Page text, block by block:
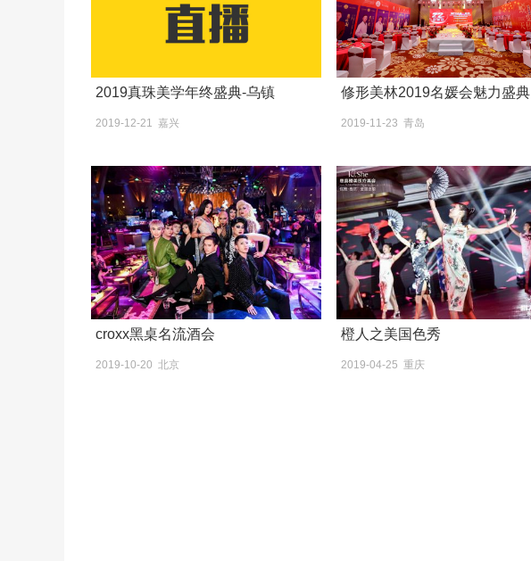
2019真珠美学年终盛典-乌镇
2019-12-21 嘉兴
修形美林2019名媛会魅力盛典
2019-11-23 青岛
croxx黑桌名流酒会
2019-10-20 北京
橙人之美国色秀
2019-04-25 重庆